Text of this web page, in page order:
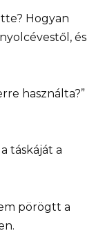
Hogyan
és
használta?”
táskáját a
pörögtt a